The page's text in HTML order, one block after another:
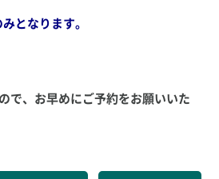
となります。
で、お早めにご予約をお願いいた